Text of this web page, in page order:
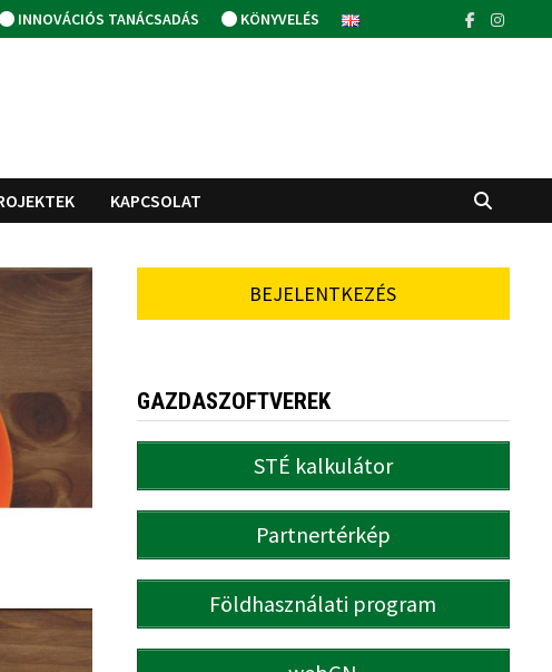
INNOVÁCIÓS TANÁCSADÁS KÖNYVELÉS
KAPCSOLAT
BEJELENTKEZÉS
GAZDASZOFTVEREK
STÉ kalkulátor
Partnertérkép
Földhasználati program